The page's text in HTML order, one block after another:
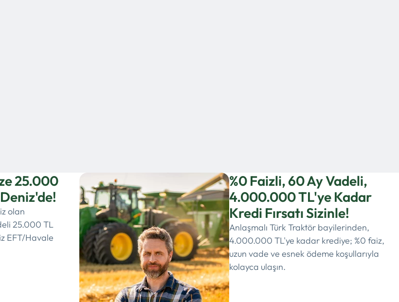
25.000
olan
25.000 TL
EFT/Havale
%0 Faizli, 60 Ay Vadeli,
4.000.000 TL'ye Kadar
Kredi Fırsatı Sizinle!
Anlaşmalı Türk Traktör bayilerinden,
4.000.000 TL'ye kadar krediye; %0 faiz,
uzun vade ve esnek ödeme koşullarıyla
kolayca ulaşın.